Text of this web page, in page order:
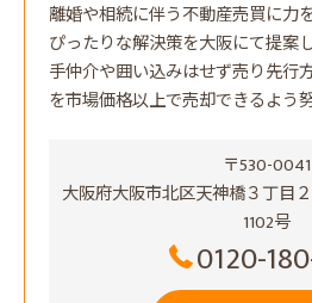
離婚や相続に伴う不動産売買に力
ぴったりな解決策を大阪にて提案
手仲介や囲い込みはせず売り先行
を市場価格以上で売却できるよう
〒530-0041
大阪府大阪市北区天神橋３丁目
1102号
0120-